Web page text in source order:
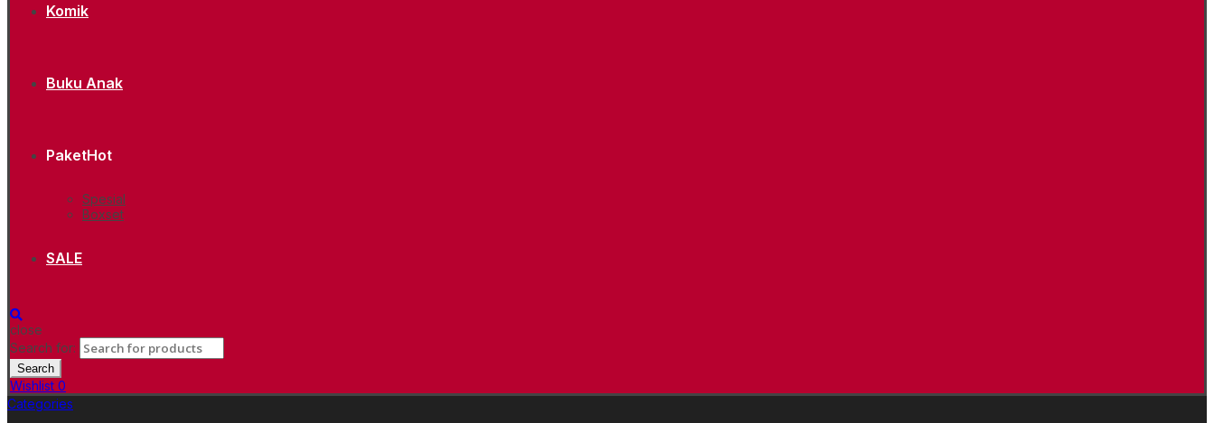
Komik
Buku Anak
PaketHot
Spesial
Boxset
SALE
close
Search for:
Search
Wishlist 0
Categories